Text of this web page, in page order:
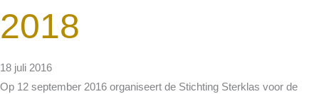
2018
18 juli 2016
Op 12 september 2016 organiseert de Stichting Sterklas voor de